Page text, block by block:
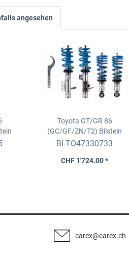
angesehen
Toyota GT/GR 86
(GC/GF/ZN/T2) Bilstein
B14/Gewindefahrwerk
BI-TO47330733
CHF 1'724.00 *
carex@carex.ch